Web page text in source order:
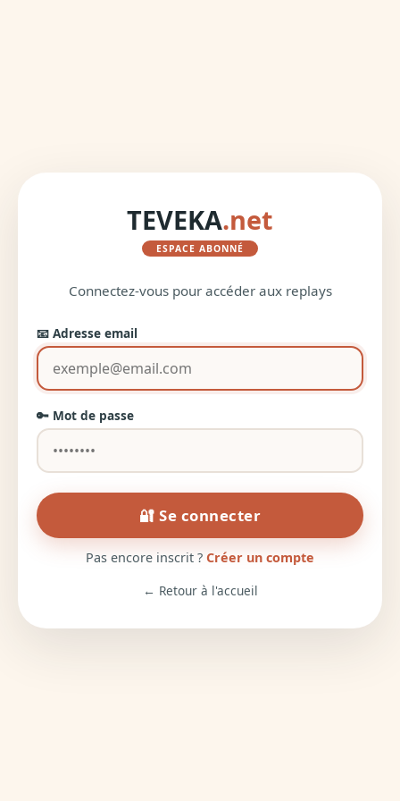
TEVEKA.net
ESPACE ABONNÉ
Connectez-vous pour accéder aux replays
📧 Adresse email
🔑 Mot de passe
🔐 Se connecter
Pas encore inscrit ? Créer un compte
← Retour à l'accueil